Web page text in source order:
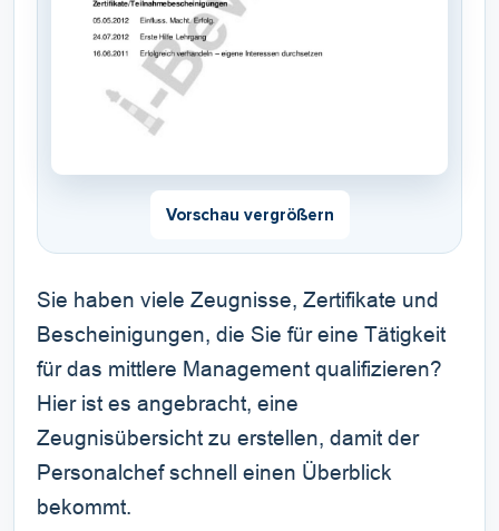
Vorschau vergrößern
Sie haben viele Zeugnisse, Zertifikate und
Bescheinigungen, die Sie für eine Tätigkeit
für das mittlere Management qualifizieren?
Hier ist es angebracht, eine
Zeugnisübersicht zu erstellen, damit der
Personalchef schnell einen Überblick
bekommt.